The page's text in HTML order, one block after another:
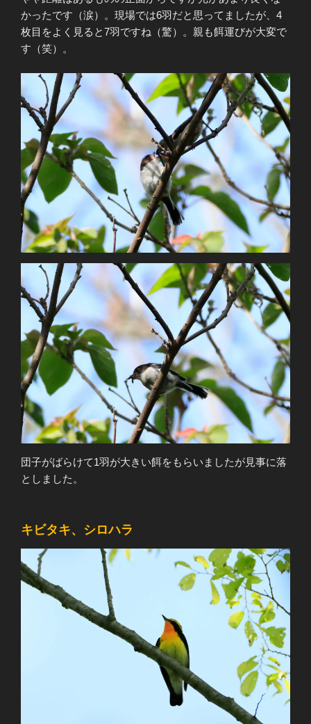
かったです（涙）。現場では6羽だと思ってましたが、4
枚目をよく見ると7羽ですね（驚）。親も餌運びが大変で
す（笑）。
団子がばらけて1羽が大きい餌をもらいましたが見事に落
としました。
キビタキ、シロハラ